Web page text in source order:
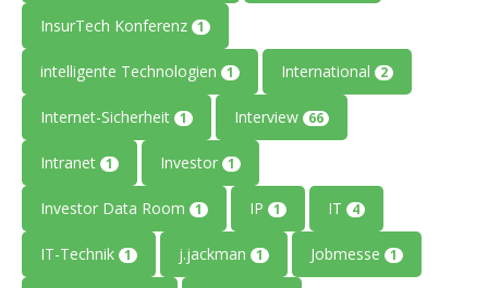
InsurTech Konferenz 1
intelligente Technologien 1 International 2
Internet-Sicherheit 1 Interview 66
Intranet 1 Investor 1
Investor Data Room 1 IP 1 IT 4
IT-Technik 1 j.jackman 1 Jobmesse 1